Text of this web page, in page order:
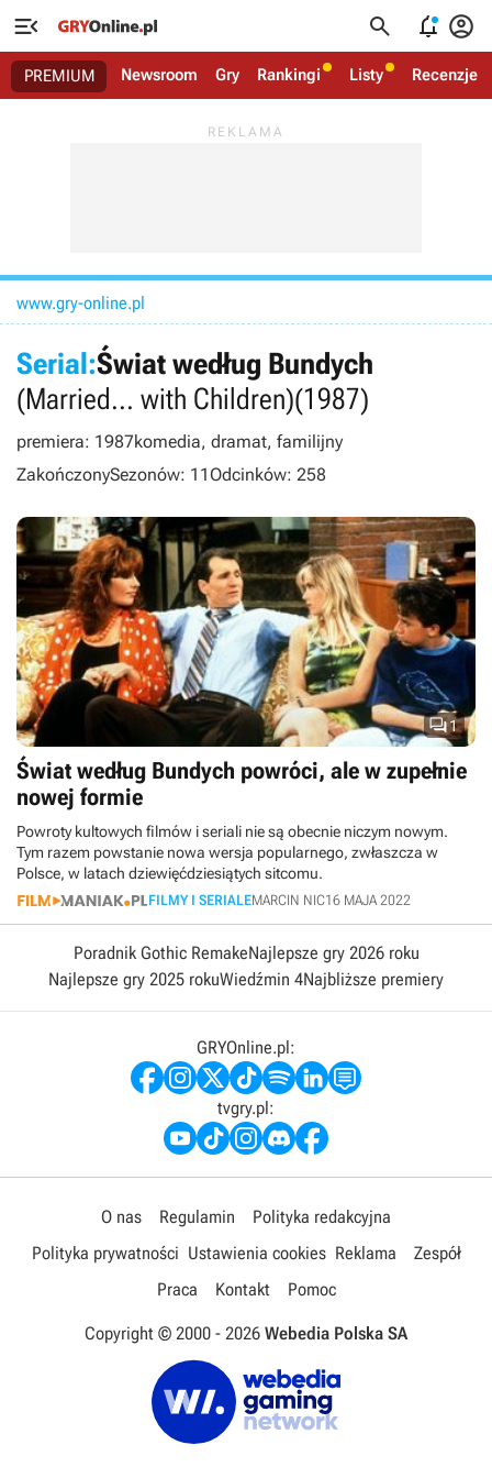
   
PREMIUM Newsroom Gry Rankingi Listy Recenzje
www.gry-online.pl
Serial:Świat według Bundych
(Married... with Children)(1987)
premiera: 1987komedia, dramat, familijny
ZakończonySezonów: 11 Odcinków: 258
1
Świat według Bundych powróci, ale w zupełnie
nowej formie
Powroty kultowych filmów i seriali nie są obecnie niczym nowym.
Tym razem powstanie nowa wersja popularnego, zwłaszcza w
Polsce, w latach dziewięćdziesiątych sitcomu.
FILMY I SERIALEMARCIN NIC16 MAJA 2022
Poradnik Gothic RemakeNajlepsze gry 2026 roku
Najlepsze gry 2025 rokuWiedźmin 4Najbliższe premiery
GRYOnline.pl:
tvgry.pl:
O nas Regulamin
Polityka redakcyjna
Polityka prywatności Ustawienia cookies Reklama
Zespół
Praca
Kontakt Pomoc
Copyright © 2000 - 2026 Webedia Polska SA